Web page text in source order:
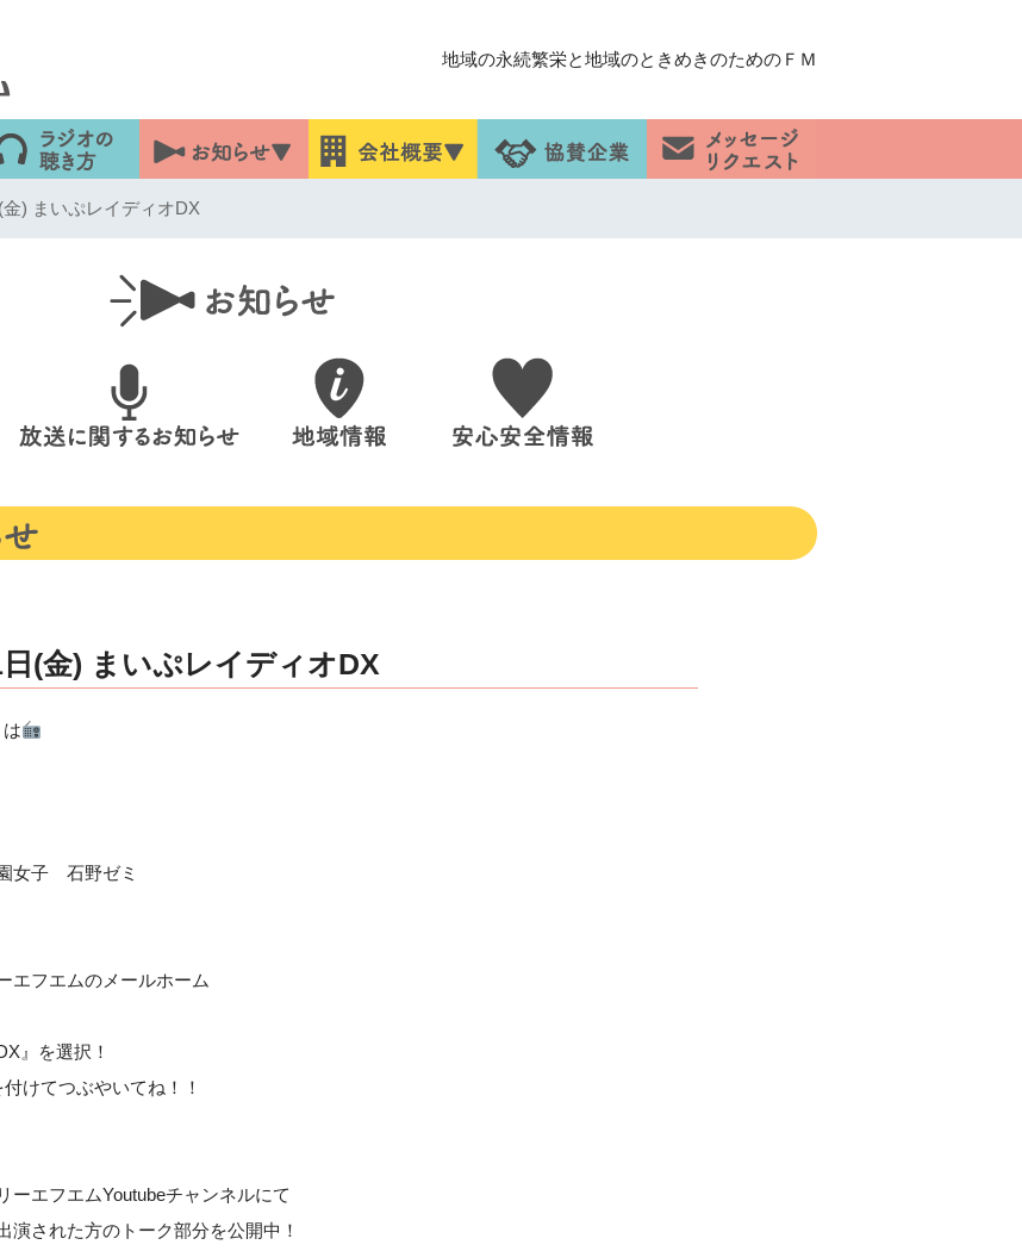
地域の永続繁栄と地域のときめきのためのＦＭ
) まいぷレイディオDX
日(金) まいぷレイディオDX
女子 石野ゼミ
エフエムのメールホーム
』を選択！
けてつぶやいてね！！
ーエフエムYoutubeチャンネルにて
演された方のトーク部分を公開中！